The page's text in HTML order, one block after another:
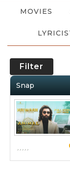
MOVIES
Filter
Snap